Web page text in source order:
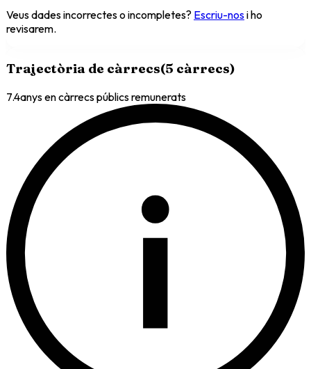
Veus dades incorrectes o incompletes? Escriu-nosi ho
revisarem.
Trajectòria de càrrecs(5 càrrecs)
7.4anys en càrrecs públics remunerats
i